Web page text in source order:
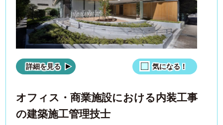
詳細を見る 気になる！
オフィス・商業施設における内装工事
の建築施工管理技士